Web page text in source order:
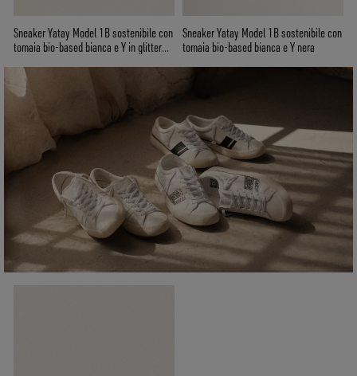
Sneaker Yatay Model 1B sostenibile con
tomaia bio-based bianca e Y in glitter
Sneaker Yatay Model 1B sostenibile con
tomaia bio-based bianca e Y nera